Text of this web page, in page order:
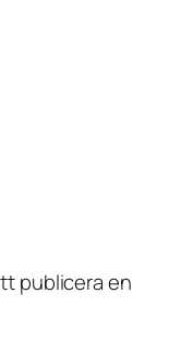
publicera en